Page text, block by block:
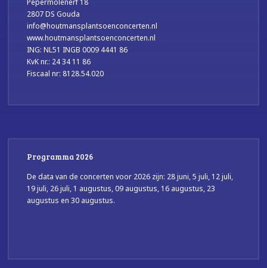
Pepermolenerf 18
2807 DS Gouda
info@houtmansplantsoenconcerten.nl
www.houtmansplantsoenconcerten.nl
ING: NL51 INGB 0009 4441 86
KvK nr.: 24 34 11 86
Fiscaal nr: 8128.54.020
Programma 2026
De data van de concerten voor 2026 zijn: 28 juni, 5 juli, 12 juli,
19 juli, 26 juli, 1 augustus, 09 augustus, 16 augustus, 23
augustus en 30 augustus.